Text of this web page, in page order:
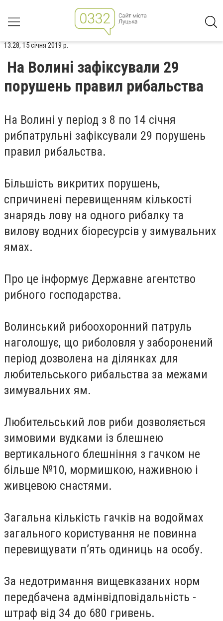
13:28, 15 січня 2019 р.
На Волині зафіксували 29
порушень правил рибальства
На Волині у період з 8 по 14 січня
рибпатрульні зафіксували 29 порушень
правил рибальства.
Більшість викритих порушень,
спричинені перевищенням кількості
знарядь лову на одного рибалку та
вилову водних біоресурсів у зимувальних
ямах.
Про це інформує Державне агентство
рибного господарства.
Волинський рибоохоронний патруль
наголошує, що риболовля у заборонений
період дозволена на ділянках для
любительського рибальства за межами
зимувальних ям.
Любительський лов риби дозволяється
зимовими вудками із блешнею
вертикального блешніння з гачком не
більше №10, мормишкою, наживною і
живцевою снастями.
Загальна кількість гачків на водоймах
загального користування не повинна
перевищувати п’ять одиниць на особу.
За недотримання вищевказаних норм
передбачена адмінвідповідальність -
штраф від 34 до 680 гривень.